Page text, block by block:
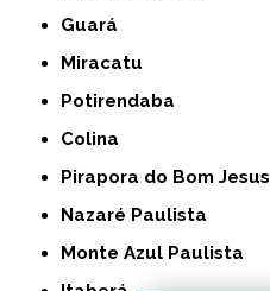
Guará
Miracatu
Potirendaba
Colina
Pirapora do Bom Jesus
Nazaré Paulista
Monte Azul Paulista